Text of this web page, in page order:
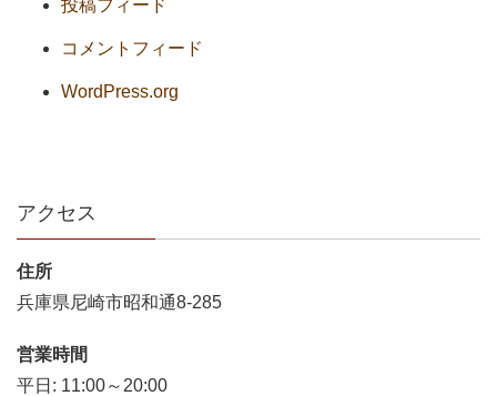
投稿フィード
コメントフィード
WordPress.org
アクセス
住所
兵庫県尼崎市昭和通8-285
営業時間
平日: 11:00～20:00